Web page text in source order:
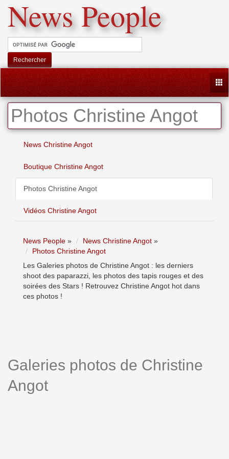
News People
Rechercher
Photos Christine Angot
News Christine Angot
Boutique Christine Angot
Photos Christine Angot
Vidéos Christine Angot
News People » News Christine Angot »
Photos Christine Angot
Les Galeries photos de Christine Angot : les derniers
shoot des paparazzi, les photos des tapis rouges et des
soirées des Stars ! Retrouvez Christine Angot hot dans
ces photos !
Galeries photos de Christine
Angot